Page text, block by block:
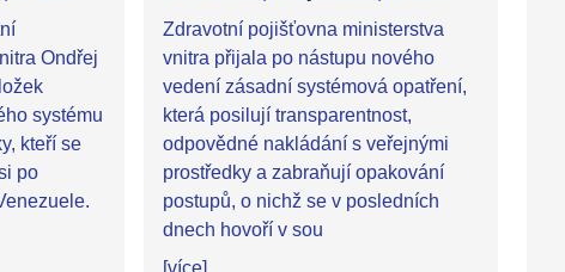
Ondřej
systému
kteří se
po
Zdravotní pojišťovna ministerstva
vnitra přijala po nástupu nového
vedení zásadní systémová opatření,
která posilují transparentnost,
odpovědné nakládání s veřejnými
prostředky a zabraňují opakování
postupů, o nichž se v posledních
dnech hovoří v sou